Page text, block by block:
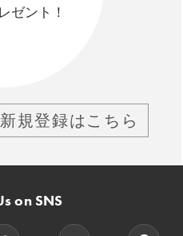
ゼント！
規登録はこちら
on SNS